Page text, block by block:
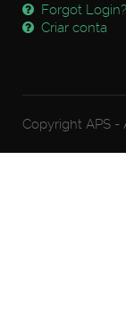
Forgot Login?
Criar conta
Copyright APS -